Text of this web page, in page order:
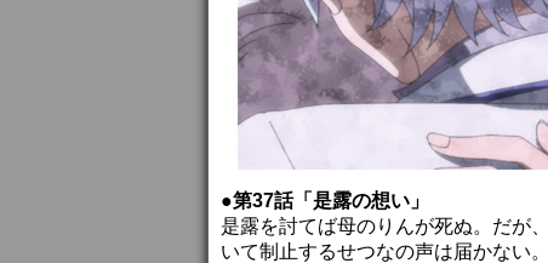
●第37話「是露の想い」
是露を討てば母のりんが死ぬ。だが
いて制止するせつなの声は届かない。